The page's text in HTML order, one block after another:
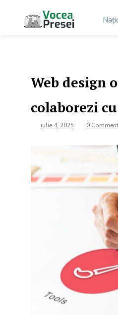
content
Web design
colaborezi
iulie 4, 2025 0